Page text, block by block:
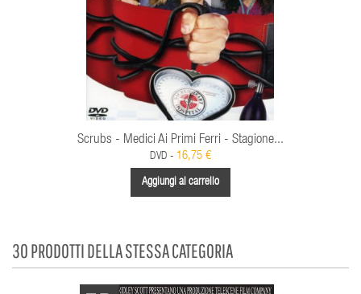
Scrubs - Medici Ai Primi Ferri - Stagione...
DVD - 16,75 €
Aggiungi al carrello
30 PRODOTTI DELLA STESSA CATEGORIA